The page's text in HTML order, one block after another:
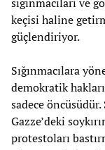
sığınmacıları
keçisi haline
güçlendiriyor.
Sığınmacılara
demokratik
sadece
Gazze’deki
protestoları